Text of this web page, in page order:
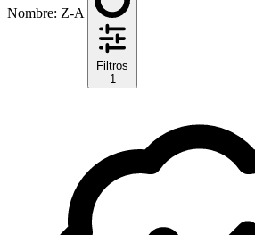
Nombre: Z-A
Filtros
1